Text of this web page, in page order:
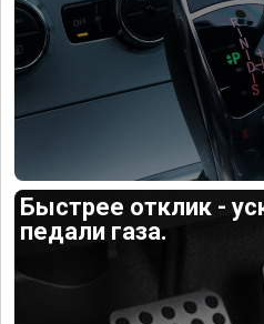
Быстрее отклик -
педали газа.